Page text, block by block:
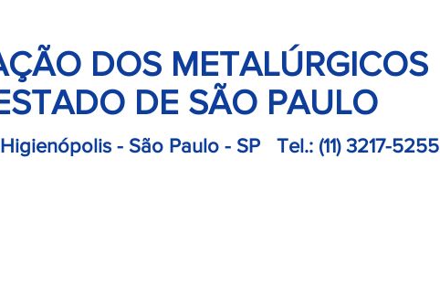
DOS METALÚRGICOS
DE SÃO PAULO
- São Paulo - SP Tel.: (11) 3217-5255